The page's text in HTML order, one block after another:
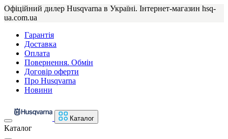
Офіційний дилер Husqvarna в Україні. Інтернет-магазин hsq-
ua.com.ua
Гарантія
Доставка
Оплата
Повернення. Обмін
Договір оферти
Про Husqvarna
Новини
Каталог
Каталог